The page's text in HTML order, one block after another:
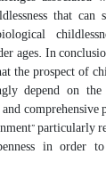
that can
ages. In
the prospect of
depend on
particularly
in order